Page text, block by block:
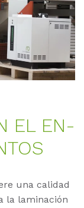
EL EN­
una calidad
la laminación